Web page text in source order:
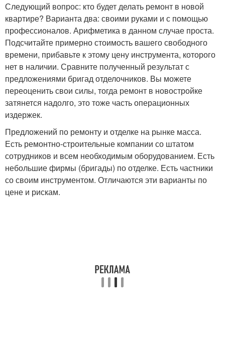
Следующий вопрос: кто будет делать ремонт в новой
квартире? Варианта два: своими руками и с помощью
профессионалов. Арифметика в данном случае проста.
Подсчитайте примерно стоимость вашего свободного
времени, прибавьте к этому цену инструмента, которого
нет в наличии. Сравните полученный результат с
предложениями бригад отделочников. Вы можете
переоценить свои силы, тогда ремонт в новостройке
затянется надолго, это тоже часть операционных
издержек.
Предложений по ремонту и отделке на рынке масса.
Есть ремонтно-строительные компании со штатом
сотрудников и всем необходимым оборудованием. Есть
небольшие фирмы (бригады) по отделке. Есть частники
со своим инструментом. Отличаются эти варианты по
цене и рискам.